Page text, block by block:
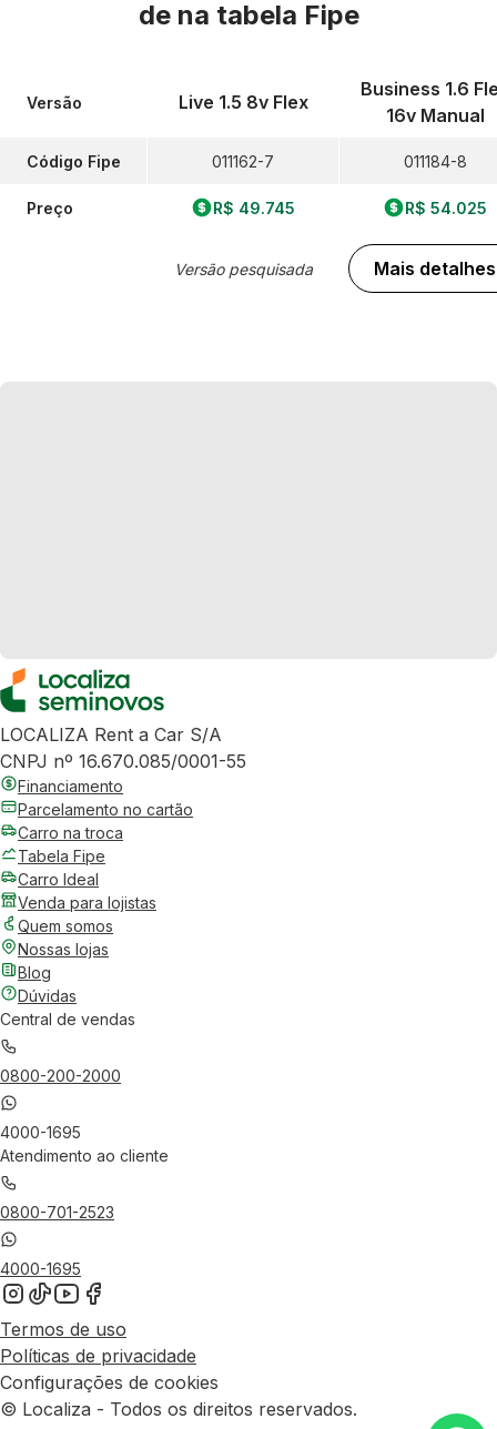
de na tabela Fipe
Versão
Código Fipe
Preço
Live 1.5 8v Flex
011162-7
R$ 49.745
Versão pesquisada
Business 1.6
16v Manual
011184-8
R$ 54.025
Mais detalhes
LOCALIZA Rent a Car S/A
CNPJ nº 16.670.085/0001-55
Financiamento
Parcelamento no cartão
Carro na troca
Tabela Fipe
Carro Ideal
Venda para lojistas
Quem somos
Nossas lojas
Blog
Dúvidas
Central de vendas
0800-200-2000
4000-1695
Atendimento ao cliente
0800-701-2523
4000-1695
Termos de uso
Políticas de privacidade
Configurações de cookies
© Localiza - Todos os direitos reservados.